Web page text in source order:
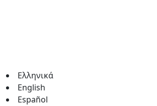
Ελληνικά
English
Español